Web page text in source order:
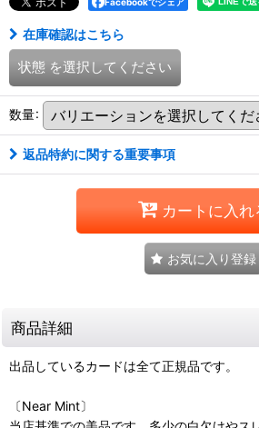
在庫確認はこちら
状態 を選択してください
数量:
返品特約に関する重要事項
カートに入れ
お気に入り登録
商品詳細
出品しているカードは全て正規品です。
〔Near Mint〕